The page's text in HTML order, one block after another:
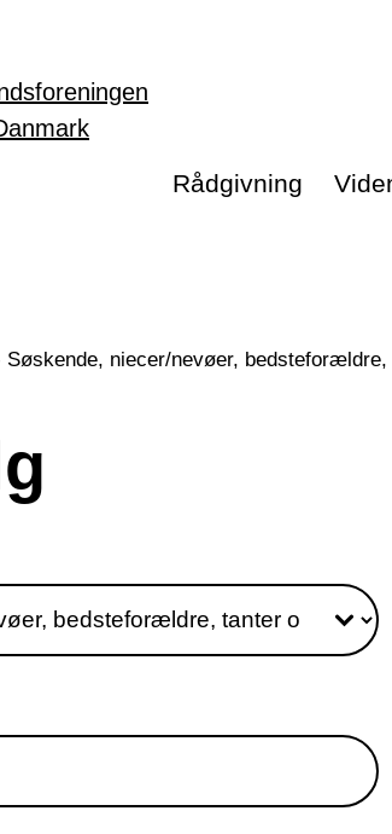
Rådgivning
Søskende, niecer/nevøer,